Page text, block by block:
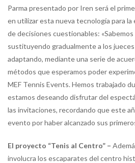
Parma presentado por Iren será el
en utilizar esta nueva tecnología para la
de decisiones cuestionables:
sustituyendo gradualmente a los
adaptando, mediante una serie de
métodos que esperamos poder
MEF Tennis Events. Hemos trabajado
estamos deseando disfrutar del
las invitaciones, recordando que este
evento por haber alcanzado sus
El proyecto “Tenis al Centro” –
involucra los escaparates del centro